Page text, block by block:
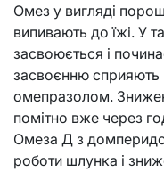
Омез у вигляді
випивають до їжі. У
засвоюється і
засвоєнню сприяють і
омепразолом.
помітно вже через
Омеза Д з
роботи шлунка і